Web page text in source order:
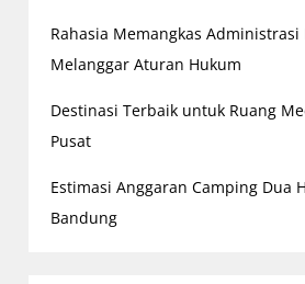
Rahasia Memangkas Administrasi
Melanggar Aturan Hukum
Destinasi Terbaik untuk Ruang
Pusat
Estimasi Anggaran Camping Dua
Bandung